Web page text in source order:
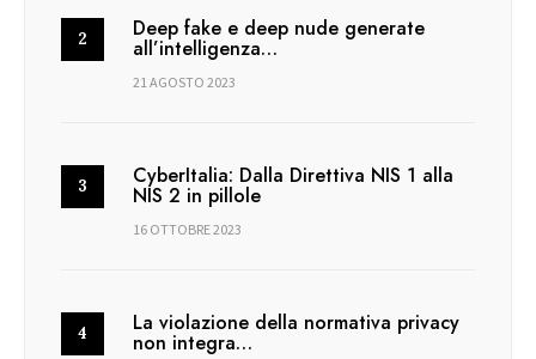
Deep fake e deep nude generate
all’intelligenza…
21 AGOSTO 2023
CyberItalia: Dalla Direttiva NIS 1 alla
NIS 2 in pillole
16 OTTOBRE 2023
La violazione della normativa privacy
non integra…